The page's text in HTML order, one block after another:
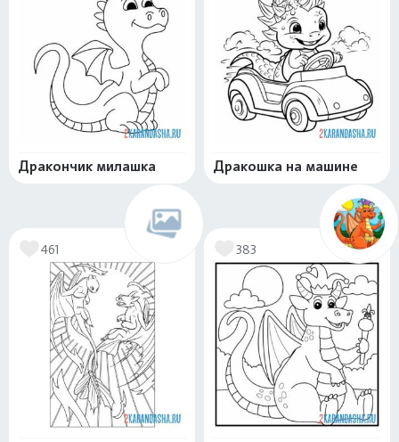
Дракончик милашка Дракошка на машине
461 383